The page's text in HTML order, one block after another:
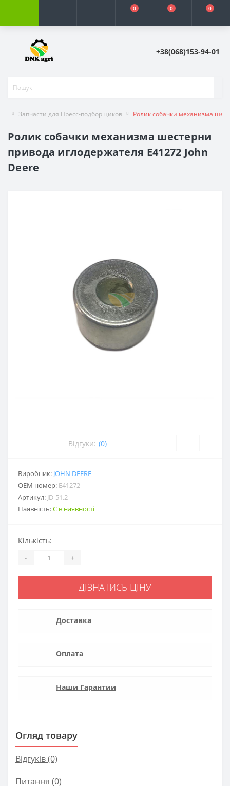
0 0 0
+38(068)153-94-01
Запчасти для Пресс-подборщиков Ролик собачки механизма
Ролик собачки механизма шестерни
привода иглодержателя E41272 John
Deere
Відгуки: (0)
Виробник: JOHN DEERE
ОЕМ номер: E41272
Артикул: JD-51.2
Наявність:Є в наявності
Кількість:
- +
ДІЗНАТИСЬ ЦІНУ
Доставка
Оплата
Наши Гарантии
Огляд товару
Відгуків (0)
Питання (0)